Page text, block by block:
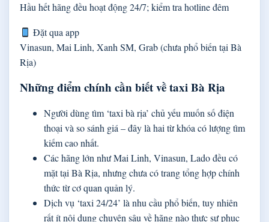
Hầu hết hãng đều hoạt động 24/7; kiểm tra hotline đêm
Đặt qua app
Vinasun, Mai Linh, Xanh SM, Grab (chưa phổ biến tại Bà
Rịa)
Những điểm chính cần biết về taxi Bà Rịa
Người dùng tìm ‘taxi bà rịa’ chủ yếu muốn số điện
thoại và so sánh giá – đây là hai từ khóa có lượng tìm
kiếm cao nhất.
Các hãng lớn như Mai Linh, Vinasun, Lado đều có
mặt tại Bà Rịa, nhưng chưa có trang tổng hợp chính
thức từ cơ quan quản lý.
Dịch vụ ‘taxi 24/24’ là nhu cầu phổ biến, tuy nhiên
rất ít nội dung chuyên sâu về hãng nào thực sự phục